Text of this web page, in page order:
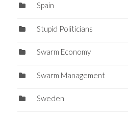
Spain
Stupid Politicians
Swarm Economy
Swarm Management
Sweden